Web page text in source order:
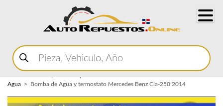
Buscar
productos
Agua
Bomba de Agua y termostato Mercedes Benz Cla-250 2014